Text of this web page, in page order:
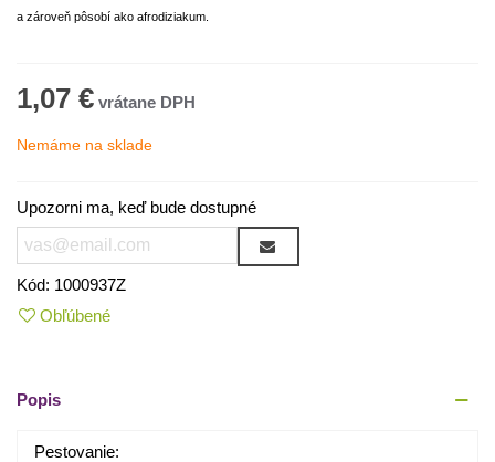
a zároveň pôsobí ako afrodiziakum.
1,07 €
Nemáme na sklade
Upozorni ma, keď bude dostupné
Kód: 1000937Z
Obľúbené
Popis
Pestovanie: